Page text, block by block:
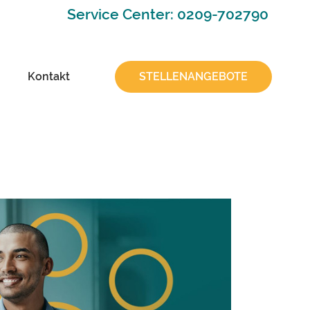
Service Center: 0209-702790
Kontakt STELLENANGEBOTE